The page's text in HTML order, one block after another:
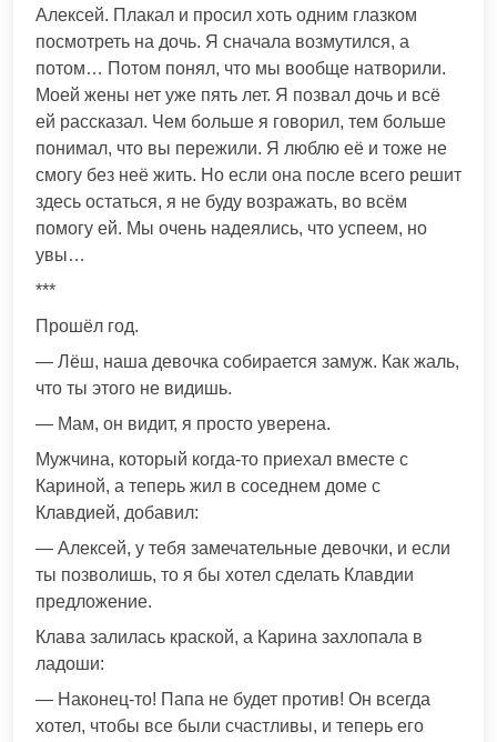
Алексей. Плакал и просил хоть одним глазком
посмотреть на дочь. Я сначала возмутился, а
потом… Потом понял, что мы вообще натворили.
Моей жены нет уже пять лет. Я позвал дочь и всё
ей рассказал. Чем больше я говорил, тем больше
понимал, что вы пережили. Я люблю её и тоже не
смогу без неё жить. Но если она после всего решит
здесь остаться, я не буду возражать, во всём
помогу ей. Мы очень надеялись, что успеем, но
увы…
***
Прошёл год.
— Лёш, наша девочка собирается замуж. Как жаль,
что ты этого не видишь.
— Мам, он видит, я просто уверена.
Мужчина, который когда-то приехал вместе с
Кариной, а теперь жил в соседнем доме с
Клавдией, добавил:
— Алексей, у тебя замечательные девочки, и если
ты позволишь, то я бы хотел сделать Клавдии
предложение.
Клава залилась краской, а Карина захлопала в
ладоши:
— Наконец-то! Папа не будет против! Он всегда
хотел, чтобы все были счастливы, и теперь его